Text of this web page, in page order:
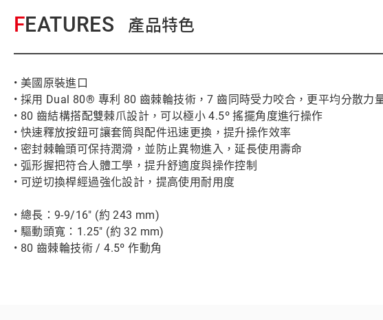
FEATURES 產品特色
• 美國原裝進口
• 採用 Dual 80® 專利 80 齒棘輪技術，7 齒同時受力咬合，更平均分散力
• 80 齒結構搭配雙棘爪設計，可以極小 4.5º 搖擺角度進行操作
• 快速釋放按鈕可讓套筒與配件迅速更換，提升操作效率
• 密封棘輪頭可保持潤滑，並防止異物進入，延長使用壽命
• 弧形握把符合人體工學，提升舒適度與操作控制
• 可逆切換桿經過強化設計，提高使用耐用度
• 總長：9-9/16" (約 243 mm)
• 驅動頭寬：1.25" (約 32 mm)
• 80 齒棘輪技術 / 4.5º 作動角